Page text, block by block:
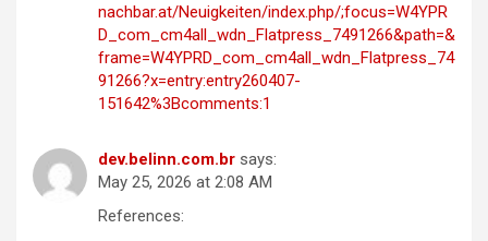
nachbar.at/Neuigkeiten/index.php/;focus=W4YPR
D_com_cm4all_wdn_Flatpress_7491266&path=&
frame=W4YPRD_com_cm4all_wdn_Flatpress_74
91266?x=entry:entry260407-
151642%3Bcomments:1
dev.belinn.com.br says:
May 25, 2026 at 2:08 AM
References: